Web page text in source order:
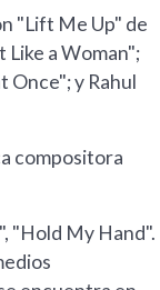
"Lift Me Up" de
Like a Woman";
Once"; y Rahul
compositora
"Hold My Hand".